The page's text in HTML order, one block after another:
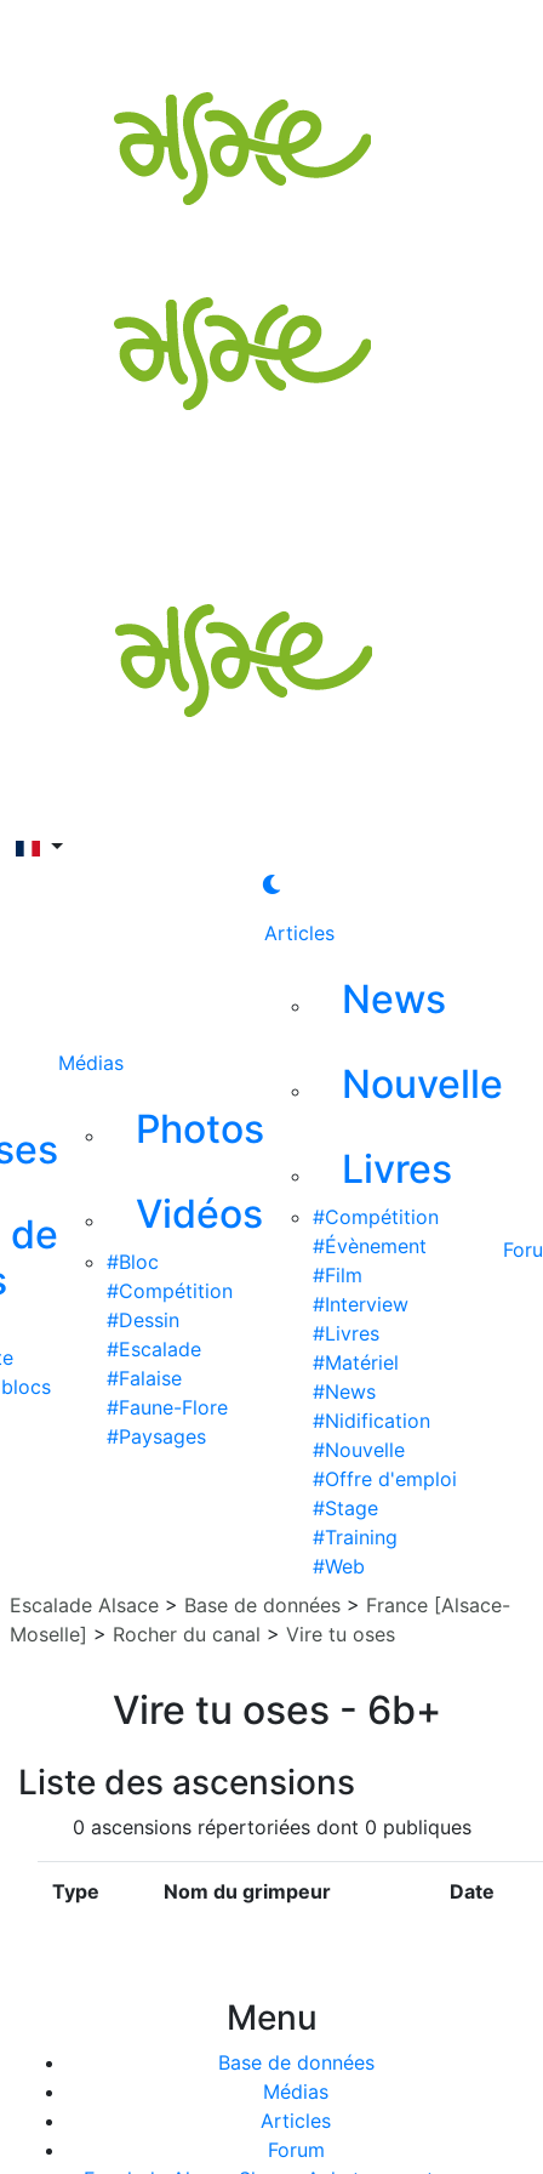
de
Médias
Photos
Vidéos
#Bloc
#Compétition
#Dessin
#Escalade
#Falaise
#Faune-Flore
#Paysages
Articles
News
Nouvelle
Livres
#Compétition
#Évènement
#Film
#Interview
#Livres
#Matériel
#News
#Nidification
#Nouvelle
#Offre d'emploi
#Stage
#Training
#Web
Escalade Alsace > Base de données > France [Alsace-
Moselle] > Rocher du canal > Vire tu oses
Vire tu oses - 6b+
Liste des ascensions
0 ascensions répertoriées dont 0 publiques
Type Nom du grimpeur Date
Menu
Base de données
Médias
Articles
Forum